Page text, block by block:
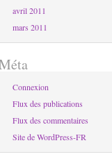
avril 2011
mars 2011
Connexion
Flux des publications
Flux des commentaires
Site de WordPress-FR